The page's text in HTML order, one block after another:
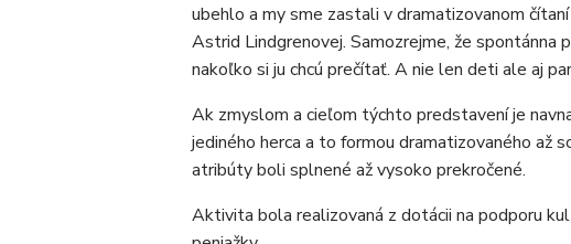
ubehlo a my sme zastali v dramatizovanom
Astrid Lindgrenovej. Samozrejme, že spontánna
nakoľko si ju chcú prečítať. A nie len deti ale aj
Ak zmyslom a cieľom týchto predstavení je
jediného herca a to formou dramatizovaného až
atribúty boli splnené až vysoko prekročené.
Aktivita bola realizovaná z dotácii na podporu